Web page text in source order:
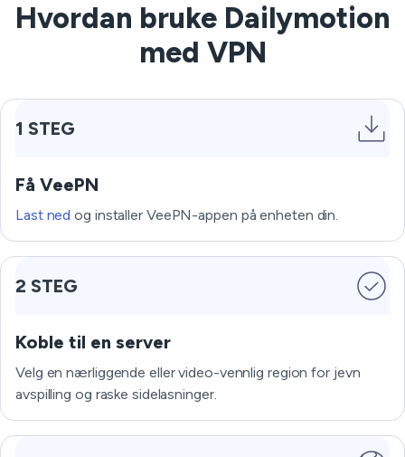
Hvordan bruke Dailymotion
med VPN
1 STEG
Få VeePN
Last ned og installer VeePN-appen på enheten din.
2 STEG
Koble til en server
Velg en nærliggende eller video-vennlig region for jevn
avspilling og raske sidelasninger.